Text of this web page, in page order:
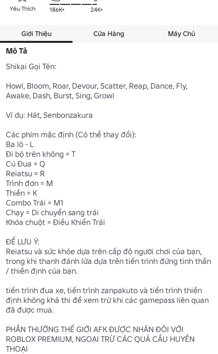
Yêu Thích 186K+ 24K+
Giới Thiệu Cửa Hàng Máy Chủ
Mô Tả
Shikai Gọi Tên:
Howl, Bloom, Roar, Devour, Scatter, Reap, Dance, Fly,
Awake, Dash, Burst, Sing, Growl
Ví dụ: Hát, Senbonzakura
Các phím mặc định (Có thể thay đổi):
Ba lô - L
Đi bộ trên không = T
Cú Đua = Q
Reiatsu = R
Trình đơn = M
Thiền = K
Combo Trái = M1
Chạy = Di chuyển sang trái
Khóa chuột = Điều Khiển Trái
ĐỂ LƯU Ý:
Reiatsu và sức khỏe dựa trên cấp độ người chơi của bạn,
trong khi thanh đánh lửa dựa trên tiến trình đứng tinh thần
/ thiền định của bạn.
tiến trình đua xe, tiến trình zanpakuto và tiến trình thiền
định không khả thi để xem trừ khi các gamepass liên quan
đã được mua.
PHẦN THƯỞNG THẾ GIỚI AFK ĐƯỢC NHÂN ĐÔI VỚI
ROBLOX PREMIUM, NGOẠI TRỪ CÁC QUẢ CẦU HUYỀN
THOẠI